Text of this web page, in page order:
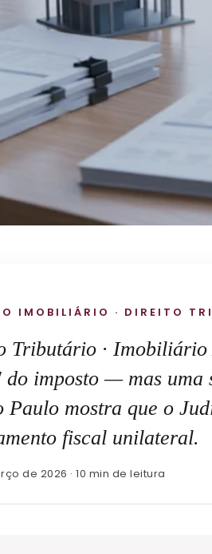
IMOBILIÁRIO · DIREITO
Tributário ·
imposto — mas uma
Paulo mostra que o
fiscal unilateral.
de 2026 · 10 min de leitura